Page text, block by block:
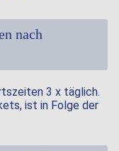
nach
3 x täglich.
ist in Folge der